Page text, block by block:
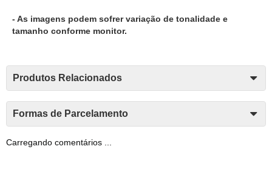
- As imagens podem sofrer variação de tonalidade e
tamanho conforme monitor.
Produtos Relacionados
Formas de Parcelamento
Carregando comentários ...